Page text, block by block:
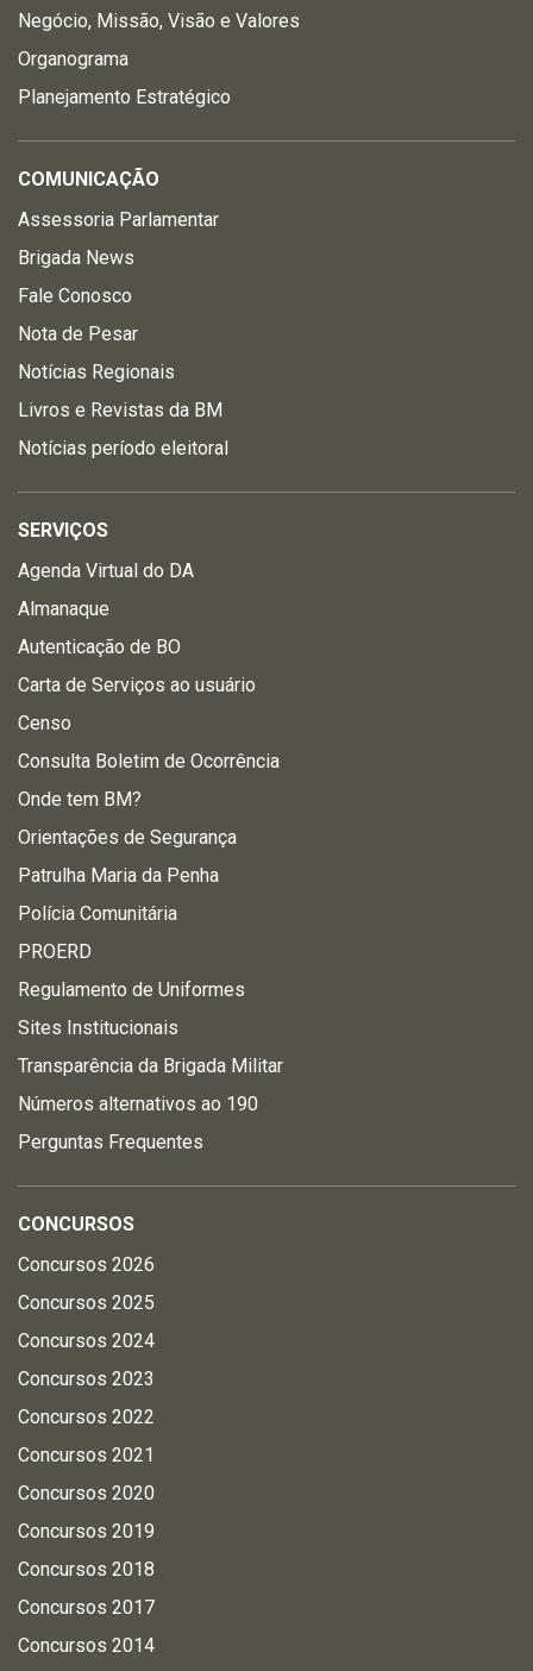
Negócio, Missão, Visão e Valores
Organograma
Planejamento Estratégico
COMUNICAÇÃO
Assessoria Parlamentar
Brigada News
Fale Conosco
Nota de Pesar
Notícias Regionais
Livros e Revistas da BM
Notícias período eleitoral
SERVIÇOS
Agenda Virtual do DA
Almanaque
Autenticação de BO
Carta de Serviços ao usuário
Censo
Consulta Boletim de Ocorrência
Onde tem BM?
Orientações de Segurança
Patrulha Maria da Penha
Polícia Comunitária
PROERD
Regulamento de Uniformes
Sites Institucionais
Transparência da Brigada Militar
Números alternativos ao 190
Perguntas Frequentes
CONCURSOS
Concursos 2026
Concursos 2025
Concursos 2024
Concursos 2023
Concursos 2022
Concursos 2021
Concursos 2020
Concursos 2019
Concursos 2018
Concursos 2017
Concursos 2014